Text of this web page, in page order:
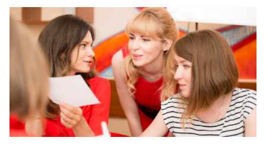
Больше о нас
уровень
Оставить заявку